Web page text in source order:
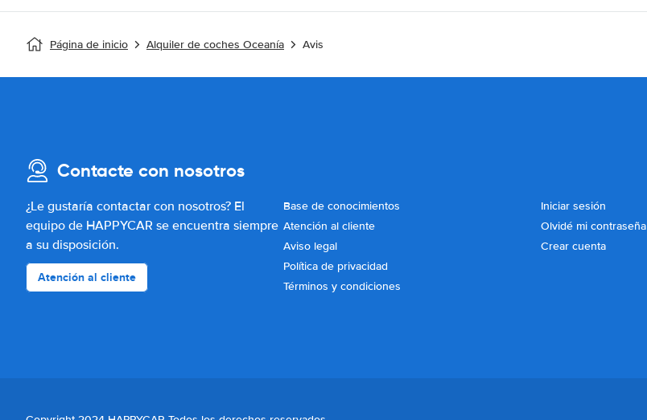
Página de inicio Alquiler de coches Oceanía Avis
Contacte con nosotros
¿Le gustaría contactar con nosotros? El
equipo de HAPPYCAR se encuentra siempre
a su disposición.
Atención al cliente
Base de conocimientos
Atención al cliente
Aviso legal
Política de privacidad
Términos y condiciones
Iniciar sesión
Olvidé mi contraseña
Crear cuenta